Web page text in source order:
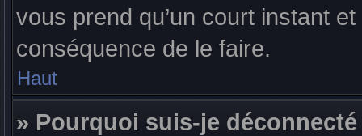
vous prend qu’un court instant
conséquence de le faire.
Haut
» Pourquoi suis-je